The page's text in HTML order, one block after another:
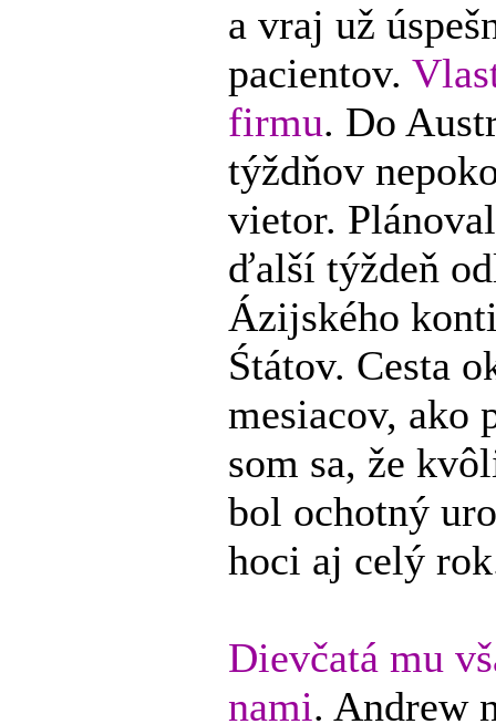
a vraj už
pacientov.
firmu. Do
týždňov
vietor.
ďalší týždeň
Ázijského
Śtátov. Cesta
mesiacov, ako
som sa, že
bol ochotný
hoci aj celý
Dievčatá mu
nami. Andrew